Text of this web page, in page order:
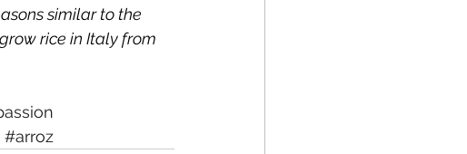
similar to the
rice in Italy from
#arroz